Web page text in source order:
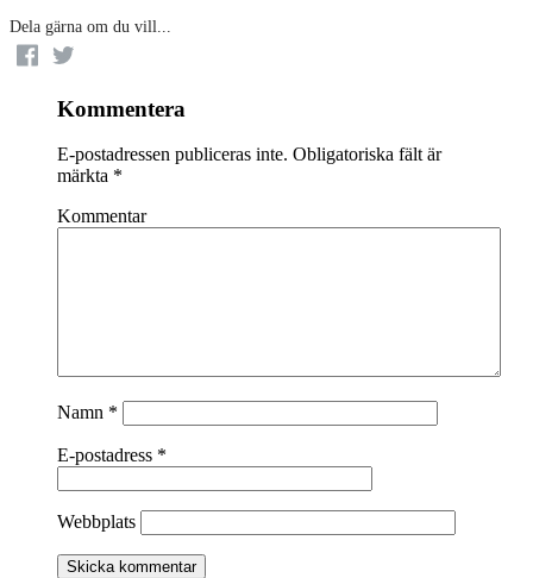
Dela gärna om du vill...
Kommentera
E-postadressen publiceras inte. Obligatoriska fält är
märkta *
Kommentar
Namn *
E-postadress *
Webbplats